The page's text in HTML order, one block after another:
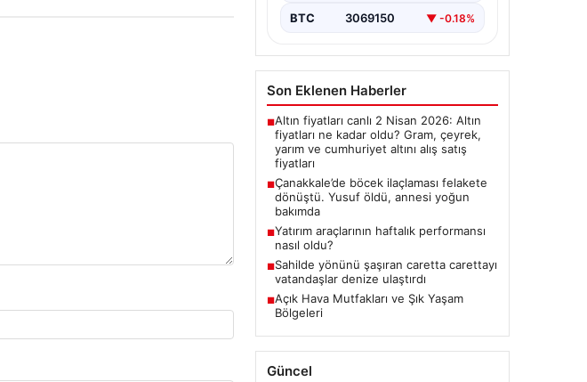
BTC 3069150 ▼ -0.18%
Son Eklenen Haberler
■Altın fiyatları canlı 2 Nisan 2026: Altın
fiyatları ne kadar oldu? Gram, çeyrek,
yarım ve cumhuriyet altını alış satış
fiyatları
■Çanakkale’de böcek ilaçlaması felakete
dönüştü. Yusuf öldü, annesi yoğun
bakımda
■Yatırım araçlarının haftalık performansı
nasıl oldu?
■Sahilde yönünü şaşıran caretta carettayı
vatandaşlar denize ulaştırdı
■Açık Hava Mutfakları ve Şık Yaşam
Bölgeleri
Güncel